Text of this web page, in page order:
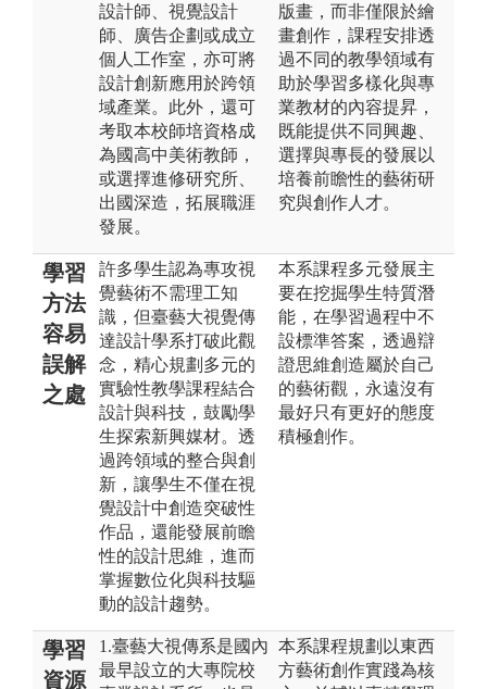
設計師、視覺設計
師、廣告企劃或成立
個人工作室，亦可將
設計創新應用於跨領
域產業。此外，還可
考取本校師培資格成
為國高中美術教師，
或選擇進修研究所、
出國深造，拓展職涯
發展。
版畫，而非僅限於繪
畫創作，課程安排透
過不同的教學領域有
助於學習多樣化與專
業教材的內容提昇，
既能提供不同興趣、
選擇與專長的發展以
培養前瞻性的藝術研
究與創作人才。
學習
方法
容易
誤解
之處
許多學生認為專攻視
覺藝術不需理工知
識，但臺藝大視覺傳
達設計學系打破此觀
念，精心規劃多元的
實驗性教學課程結合
設計與科技，鼓勵學
生探索新興媒材。透
過跨領域的整合與創
新，讓學生不僅在視
覺設計中創造突破性
作品，還能發展前瞻
性的設計思維，進而
掌握數位化與科技驅
動的設計趨勢。
本系課程多元發展主
要在挖掘學生特質潛
能，在學習過程中不
設標準答案，透過辯
證思維創造屬於自己
的藝術觀，永遠沒有
最好只有更好的態度
積極創作。
學習
資源
1.臺藝大視傳系是國內
最早設立的大專院校
本系課程規劃以東西
方藝術創作實踐為核